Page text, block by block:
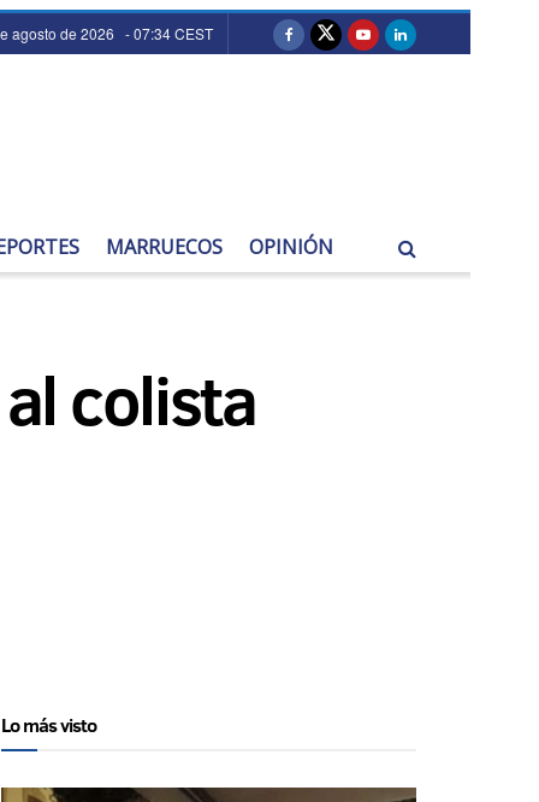
agosto de 2026 - 07:34 CEST
MARRUECOS OPINIÓN
colista
Lo más visto